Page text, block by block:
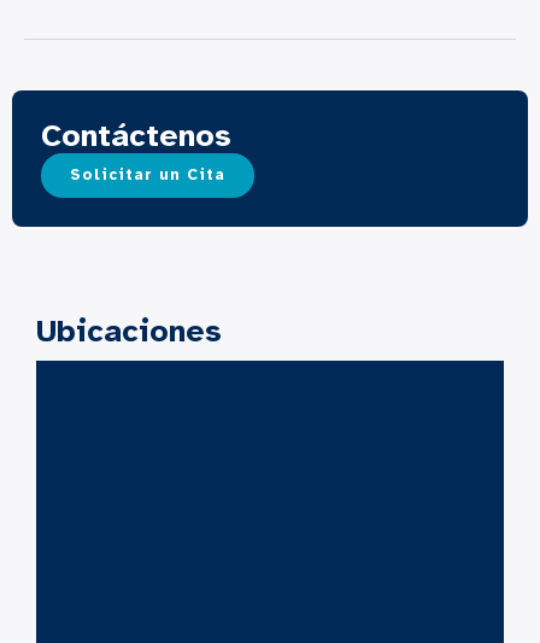
Contáctenos
Solicitar un Cita
Ubicaciones